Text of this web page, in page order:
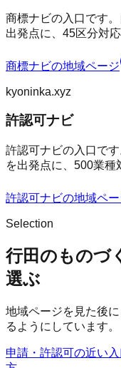
商標ナビの入口です
出発点に、45区分対
商標ナビの地域ページ
kyoninka.xyz
許認可ナビ
許認可ナビの入口で
を出発点に、500業種
許認可ナビの地域ペー
Selection
行田のものづ
選ぶ
地域ページを見た後
るようにしています。
申請・許認可の近い入